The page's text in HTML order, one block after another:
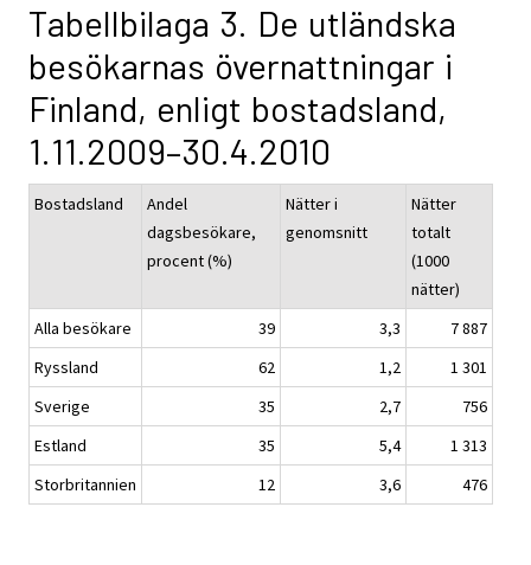
Tabellbilaga 3. De utländska
besökarnas övernattningar i
Finland, enligt bostadsland,
1.11.2009–30.4.2010
Bostadsland
Andel
dagsbesökare,
procent (%)
Nätter i
genomsnitt
Nätter
totalt
(1000
nätter)
Alla besökare
39 3,3
7 887
Ryssland
62 1,2
1 301
Sverige
35 2,7
756
Estland
35 5,4
1 313
Storbritannien
12 3,6 476